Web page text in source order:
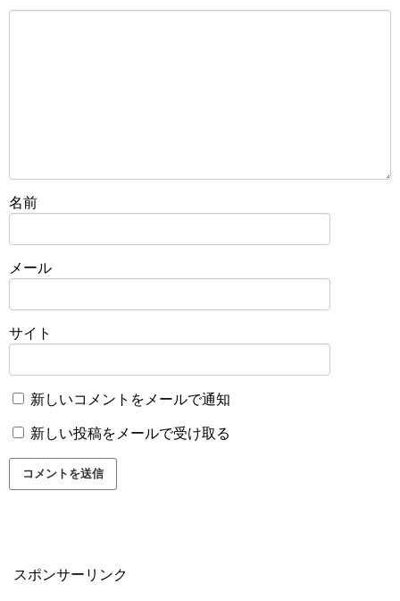
名前
メール
サイト
新しいコメントをメールで通知
新しい投稿をメールで受け取る
スポンサーリンク